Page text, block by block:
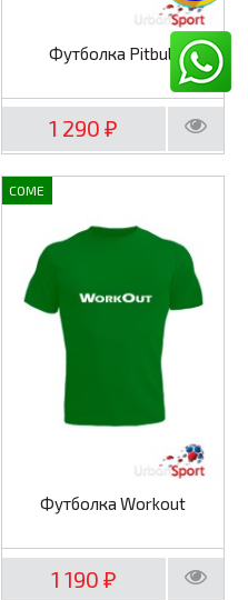
Футболка Pitbull
1 290₽
COME
Футболка Workout
1 190 ₽